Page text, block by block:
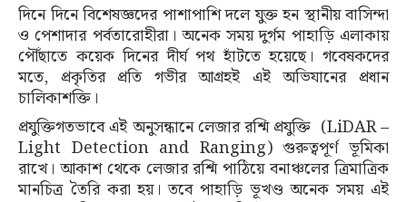
দিনে দিনে বিশেষজ্ঞদের পাশাপাশি দলে যুক্ত হন স্থানীয় বাসিন্দা
ও পেশাদার পর্বতারোহীরা। অনেক সময় দুর্গম পাহাড়ি এলাকায়
পৌঁছাতে কয়েক দিনের দীর্ঘ পথ হাঁটতে হয়েছে। গবেষকদের
মতে, প্রকৃতির প্রতি গভীর আগ্রহই এই অভিযানের প্রধান
চালিকাশক্তি।
প্রযুক্তিগতভাবে এই অনুসন্ধানে লেজার রশ্মি প্রযুক্তি (LiDAR –
Light Detection and Ranging) গুরুত্বপূর্ণ ভূমিকা
রাখে। আকাশ থেকে লেজার রশ্মি পাঠিয়ে বনাঞ্চলের ত্রিমাত্রিক
মানচিত্র তৈরি করা হয়। তবে পাহাড়ি ভূখণ্ড অনেক সময় এই